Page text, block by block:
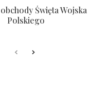
Święta Wojska
Polskiego